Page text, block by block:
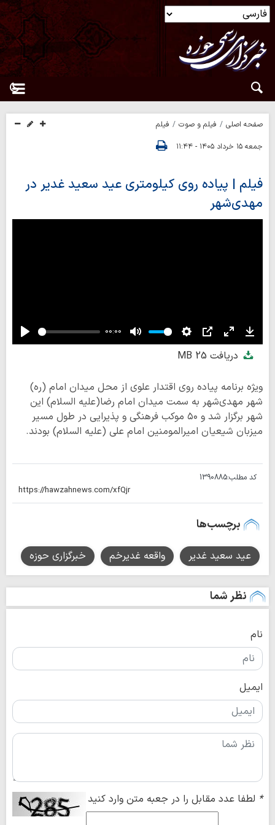
صفحه اصلی فیلم و صوت
فیلم
جمعه ۱۵ خرداد ۱۴۰۵ - ۱۱:۴۴
فیلم | پیاده روی کیلومتری عید سعید غدیر در
مهدی‌شهر
Play
00:00
Mute Settings
PIP Enter
fullscreenدریافت 25 MB
ویژه برنامه پیاده روی اقتدار علوی از محل میدان امام (ره)
شهر مهدی‌شهر به سمت میدان امام رضا(علیه السلام) این
شهر برگزار شد و ۵۰ موکب فرهنگی و پذیرایی در طول مسیر
میزبان شیعیان امیرالمومنین امام علی (علیه السلام) بودند.
کد مطلب:1390885
برچسب‌ها
عید سعید غدیر واقعه غدیرخم خبرگزاری حوزه
نظر شما
نام
ایمیل
* لطفا عدد مقابل را در جعبه متن وارد کنید